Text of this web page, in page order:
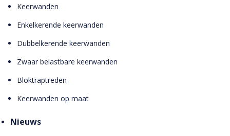
Keerwanden
Enkelkerende keerwanden
Dubbelkerende keerwanden
Zwaar belastbare keerwanden
Bloktraptreden
Keerwanden op maat
Nieuws